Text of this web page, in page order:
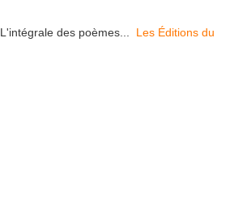
L'intégrale des poèmes... Les Éditions du